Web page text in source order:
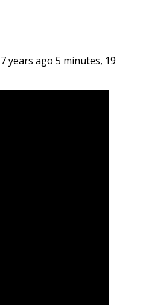
years ago 5 minutes, 19